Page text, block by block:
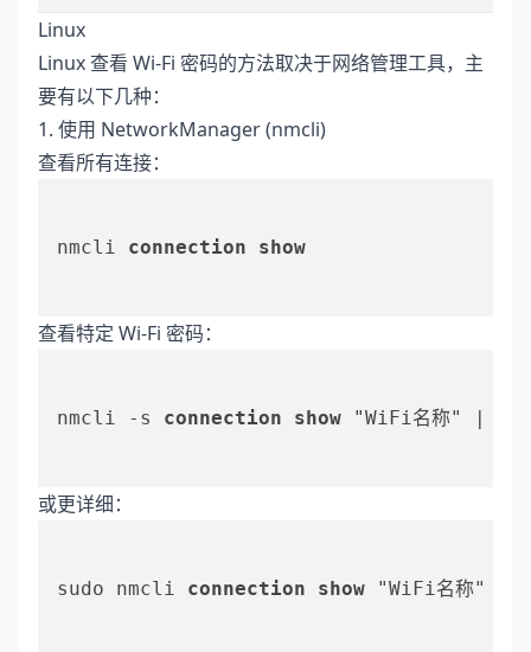
Linux
Linux 查看 Wi-Fi 密码的方法取决于网络管理工具，主
要有以下几种：
1. 使用 NetworkManager (nmcli)
查看所有连接：
nmcli connection show
查看特定 Wi-Fi 密码：
nmcli -s connection show "WiFi名称" |
或更详细：
sudo nmcli connection show "WiFi名称" |